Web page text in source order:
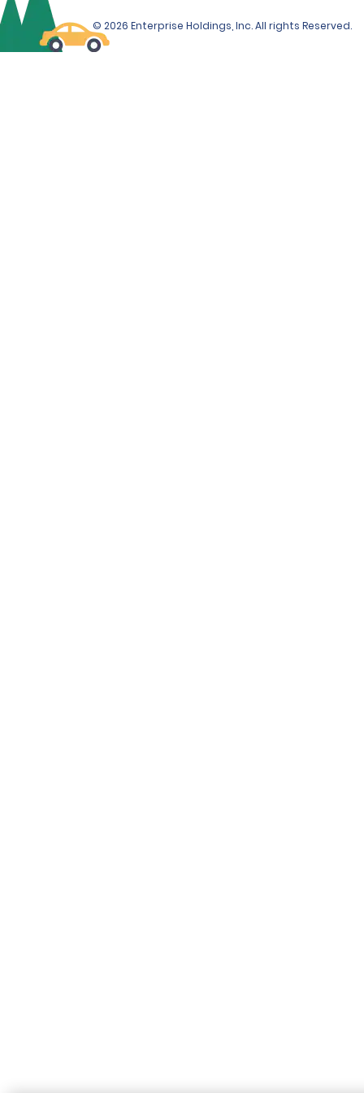
notamment inclure une vérification d’identité auprès
d’un organisme externe.
© 2026 Enterprise Holdings, Inc. All rights Reserved.